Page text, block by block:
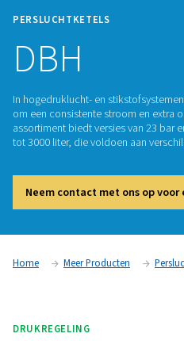
PERSLUCHTKETELS
DBH
In hogedruklucht- en
assortiment biedt versies